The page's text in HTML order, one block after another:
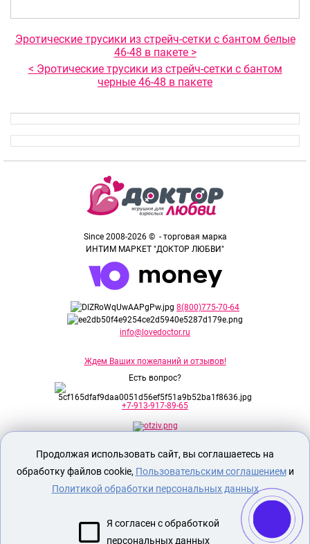
Эротические трусики из стрейч-сетки с бантом белые
46-48 в пакете >
< Эротические трусики из стрейч-сетки с бантом
черные 46-48 в пакете
Since 2008-2026 © - торговая марка
ИНТИМ МАРКЕТ "ДОКТОР ЛЮБВИ"
8(800)775-70-64
info@lovedoctor.ru
Ждем Ваших пожеланий и отзывов!
Есть вопрос?
+7-913-917-89-65
Секс шоп Доктор Любви предназначен
исключительно для лиц старше 18 лет!
Вся продукция имеет знак EAC
Евразийского соответствия.
Продолжая использовать сайт, вы соглашаетесь на
обработку файлов cookie, Пользовательским соглашениеми
Политикой обработки персональных данных
Я согласен с обработкой
персональных данных